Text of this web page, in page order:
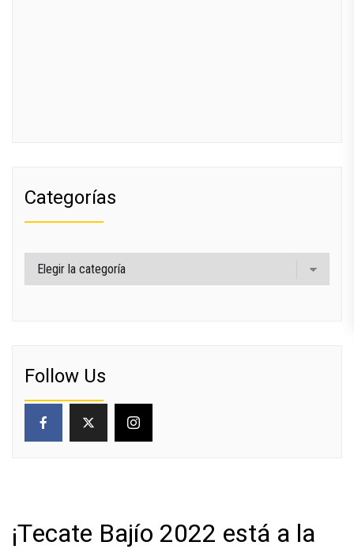
¡Tecate Bajío 2022 está a la
Categorías
Categorías
Follow Us